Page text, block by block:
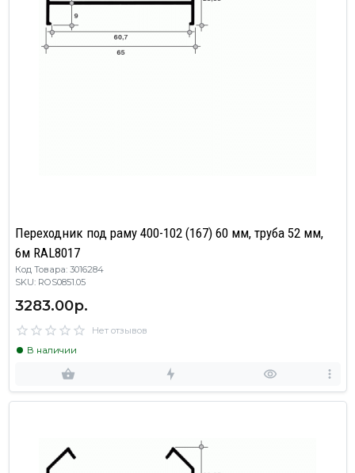
Переходник под раму 400-102 (167) 60 мм, труба 52 мм,
6м RAL8017
Код Товара: 3016284
SKU: ROS0851.05
3283.00р.
Нет отзывов
В наличии